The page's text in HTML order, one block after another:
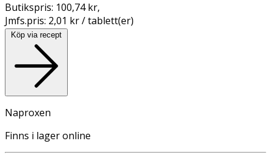
Butikspris: 100,74 kr,
Jmfs.pris: 2,01 kr / tablett(er)
Köp via recept
Naproxen
Finns i lager online